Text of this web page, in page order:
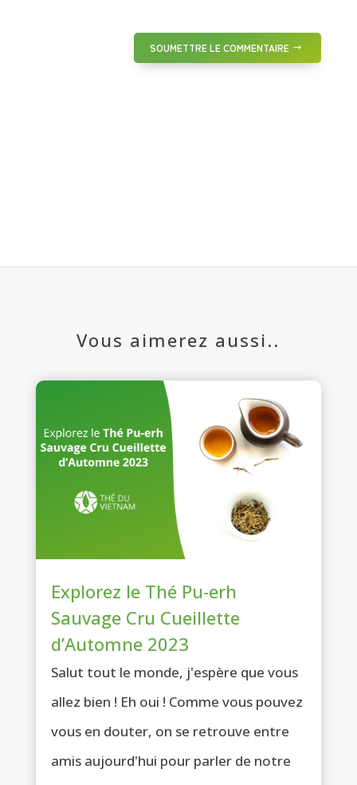
SOUMETTRE LE COMMENTAIRE
Vous aimerez aussi..
Explorez le Thé Pu-erh
Sauvage Cru Cueillette
d’Automne 2023
Salut tout le monde, j'espère que vous
allez bien ! Eh oui ! Comme vous pouvez
vous en douter, on se retrouve entre
amis aujourd'hui pour parler de notre